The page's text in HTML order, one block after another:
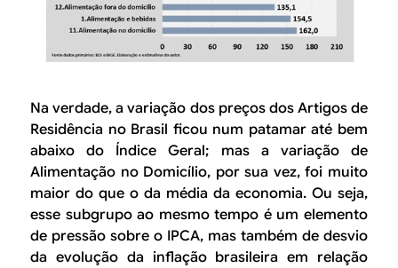
Na verdade, a variação dos preços dos Artigos de
Residência no Brasil ficou num patamar até bem
abaixodo Índice Geral; mas a variação de
Alimentação no Domicílio, por sua vez, foi muito
maior do que o da média da economia. Ou seja,
esse subgrupo ao mesmo tempo é um elemento
de pressão sobre o IPCA, mas também de desvio
da evolução da inflação brasileira em relação